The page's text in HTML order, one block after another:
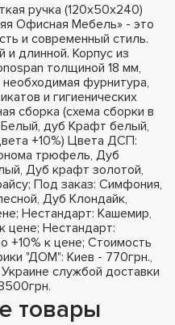
ручка (120х50х240)
Офисная Мебель» - это
и современный стиль.
и длинной. Корпус из
толщиной 18 мм,
фурнитура,
и гигиенических
сборка (схема сборки в
дуб Крафт белый,
+10%) Цвета ДСП:
трюфель, Дуб
Дуб крафт золотой,
Под заказ: Симфония,
Дуб Клондайк,
Нестандарт: Кашемир,
цене; Нестандарт:
+10% к цене; Стоимость
"ДОМ": Киев - 770грн.,
службой доставки
товары